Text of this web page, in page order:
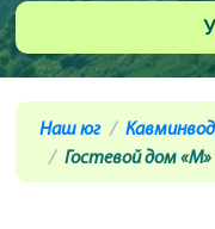
Наш юг
Гостевой дом «М»